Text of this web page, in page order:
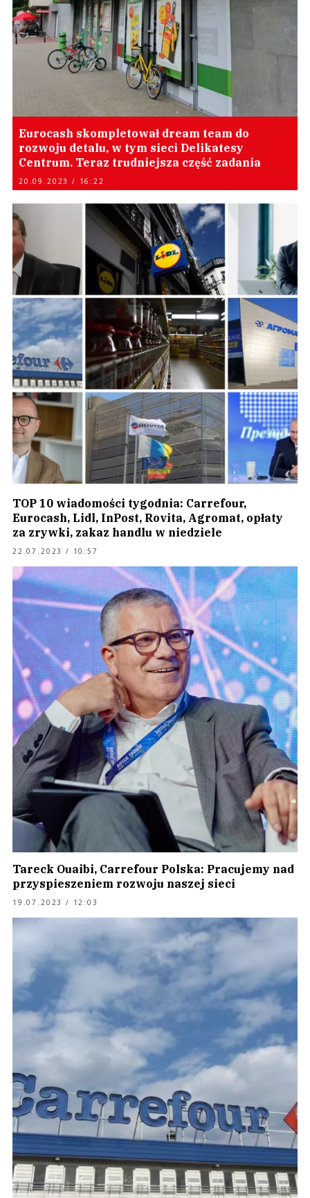
Eurocash skompletował dream team do
rozwoju detalu, w tym sieci Delikatesy
Centrum. Teraz trudniejsza część zadania
20.09.2023 / 16:22
TOP 10 wiadomości tygodnia: Carrefour,
Eurocash, Lidl, InPost, Rovita, Agromat, opłaty
za zrywki, zakaz handlu w niedziele
22.07.2023 / 10:57
Tareck Ouaibi, Carrefour Polska: Pracujemy nad
przyspieszeniem rozwoju naszej sieci
19.07.2023 / 12:03